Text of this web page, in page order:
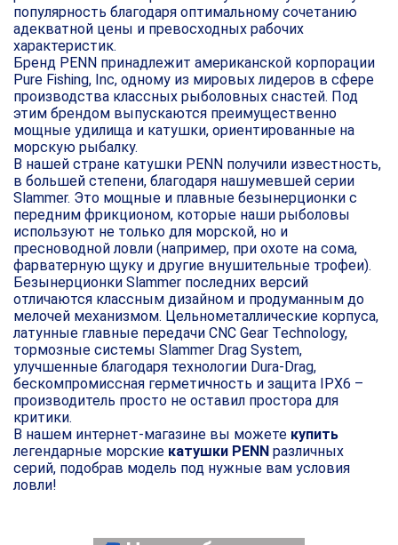
популярность благодаря оптимальному сочетанию
адекватной цены и превосходных рабочих
характеристик.
Бренд PENN принадлежит американской корпорации
Pure Fishing, Inc, одному из мировых лидеров в сфере
производства классных рыболовных снастей. Под
этим брендом выпускаются преимущественно
мощные удилища и катушки, ориентированные на
морскую рыбалку.
В нашей стране катушки PENN получили известность,
в большей степени, благодаря нашумевшей серии
Slammer. Это мощные и плавные безынерционки с
передним фрикционом, которые наши рыболовы
используют не только для морской, но и
пресноводной ловли (например, при охоте на сома,
фарватерную щуку и другие внушительные трофеи).
Безынерционки Slammer последних версий
отличаются классным дизайном и продуманным до
мелочей механизмом. Цельнометаллические корпуса,
латунные главные передачи CNC Gear Technology,
тормозные системы Slammer Drag System,
улучшенные благодаря технологии Dura-Drag,
бескомпромиссная герметичность и защита IPX6 –
производитель просто не оставил простора для
критики.
В нашем интернет-магазине вы можете купить
легендарные морские катушки PENN различных
серий, подобрав модель под нужные вам условия
ловли!